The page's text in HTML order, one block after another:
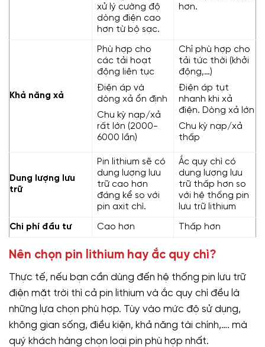
xử lý cường độ
dòng điện cao
hơn từ bộ sạc.
hơn.
Khả năng xả
Phù hợp cho
các tải hoạt
động liên tục
Điện áp và
dòng xả ổn định
Chu kỳ nạp/xả
rất lớn (2000-
6000 lần)
Chỉ phù hợp cho
tải tức thời (khởi
động,…)
Điện áp tụt
nhanh khi xả
điện. Dòng xả lớn
Chu kỳ nạp/xả
thấp
Dung lượng lưu
trữ
Pin lithium sẽ có
dung lượng lưu
trữ cao hơn
đáng kể so với
pin axit chì.
Ắc quy chì có
dung lượng lưu
trữ thấp hơn so
với hệ thống pin
lưu trữ lithium
Chi phí đầu tư Cao hơn Thấp hơn
Nên chọn pin lithium hay ắc quy chì?
Thực tế, nếu bạn cần dùng đến hệ thống pin lưu trữ
điện mặt trời thì cả pin lithium và ắc quy chì đều là
những lựa chọn phù hợp. Tùy vào mức độ sử dụng,
không gian sống, điều kiện, khả năng tài chính,…. mà
quý khách hàng chọn loại pin phù hợp nhất.